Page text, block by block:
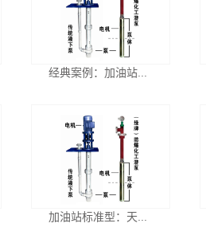
经典案例：加油站...
加油站标准型：天...